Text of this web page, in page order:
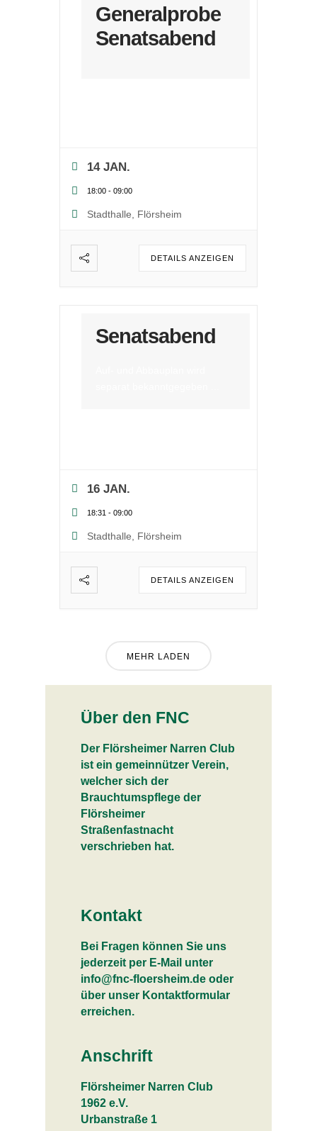
Generalprobe
Senatsabend
14 JAN.
18:00 - 09:00
Stadthalle, Flörsheim
DETAILS ANZEIGEN
Senatsabend
16 JAN.
18:31 - 09:00
Stadthalle, Flörsheim
DETAILS ANZEIGEN
MEHR LADEN
Über den FNC
Der Flörsheimer Narren Club
ist ein gemeinnützer Verein,
welcher sich der
Brauchtumspflege der
Flörsheimer
Straßenfastnacht
verschrieben hat.
Kontakt
Bei Fragen können Sie uns
jederzeit per E-Mail unter
info@fnc-floersheim.de oder
über unser Kontaktformular
erreichen.
Anschrift
Flörsheimer Narren Club
1962 e.V.
Urbanstraße 1